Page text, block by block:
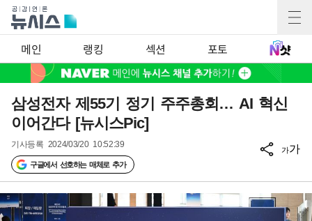
메인 랭킹 섹션 포토
삼성전자 제55기 정기 주주총회… AI 혁신
이어간다 [뉴시스Pic]
기사등록 2024/03/20 10:52:39
구글에서 선호하는 매체로 추가
가가